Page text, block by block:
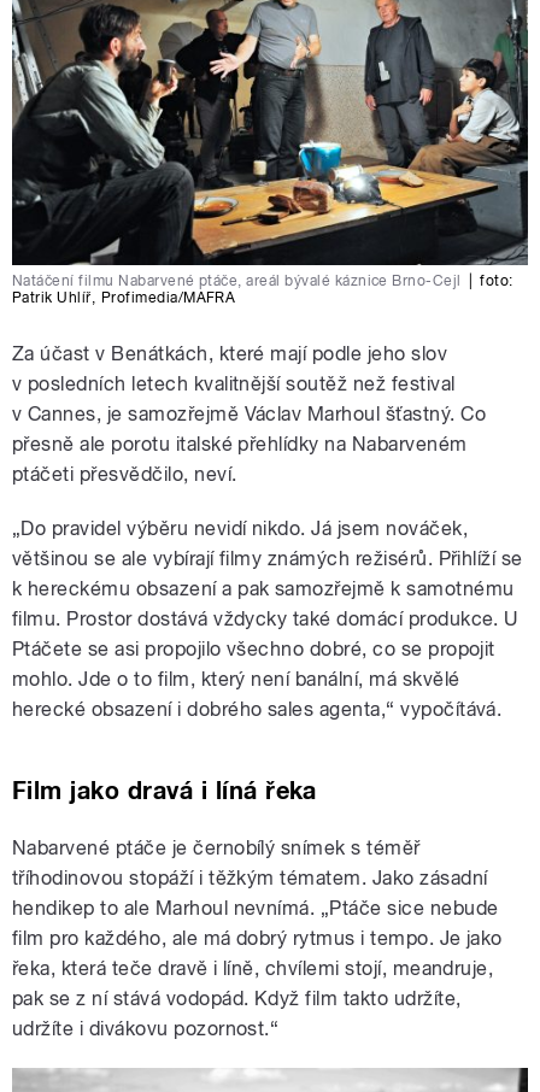
Natáčení filmu Nabarvené ptáče, areál bývalé káznice Brno-Cejl
foto:
Patrik Uhlíř, Profimedia/MAFRA
Za účast v Benátkách, které mají podle jeho slov
v posledních letech kvalitnější soutěž než festival
v Cannes, je samozřejmě Václav Marhoul šťastný. Co
přesně ale porotu italské přehlídky na Nabarveném
ptáčeti přesvědčilo, neví.
„Do pravidel výběru nevidí nikdo. Já jsem nováček,
většinou se ale vybírají filmy známých režisérů. Přihlíží se
k hereckému obsazení a pak samozřejmě k samotnému
filmu. Prostor dostává vždycky také domácí produkce. U
Ptáčete se asi propojilo všechno dobré, co se propojit
mohlo. Jde o to film, který není banální, má skvělé
herecké obsazení i dobrého sales agenta,“ vypočítává.
Film jako dravá i líná řeka
Nabarvené ptáče je černobílý snímek s téměř
tříhodinovou stopáží i těžkým tématem. Jako zásadní
hendikep to ale Marhoul nevnímá. „Ptáče sice nebude
film pro každého, ale má dobrý rytmus i tempo. Je jako
řeka, která teče dravě i líně, chvílemi stojí, meandruje,
pak se z ní stává vodopád. Když film takto udržíte,
udržíte i divákovu pozornost.“